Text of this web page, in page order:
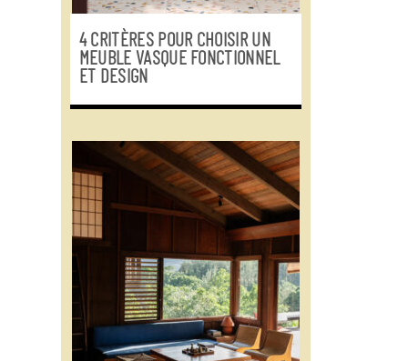
4 CRITÈRES POUR CHOISIR UN
MEUBLE VASQUE FONCTIONNEL
ET DESIGN